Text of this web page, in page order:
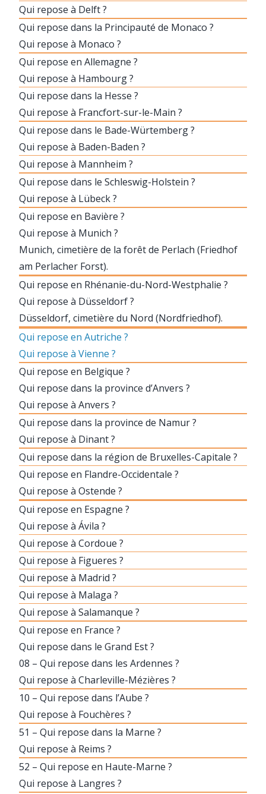
Qui repose à Delft ?
Qui repose dans la Principauté de Monaco ?
Qui repose à Monaco ?
Qui repose en Allemagne ?
Qui repose à Hambourg ?
Qui repose dans la Hesse ?
Qui repose à Francfort-sur-le-Main ?
Qui repose dans le Bade-Würtemberg ?
Qui repose à Baden-Baden ?
Qui repose à Mannheim ?
Qui repose dans le Schleswig-Holstein ?
Qui repose à Lübeck ?
Qui repose en Bavière ?
Qui repose à Munich ?
Munich, cimetière de la forêt de Perlach (Friedhof
am Perlacher Forst).
Qui repose en Rhénanie-du-Nord-Westphalie ?
Qui repose à Düsseldorf ?
Düsseldorf, cimetière du Nord (Nordfriedhof).
Qui repose en Autriche ?
Qui repose à Vienne ?
Qui repose en Belgique ?
Qui repose dans la province d’Anvers ?
Qui repose à Anvers ?
Qui repose dans la province de Namur ?
Qui repose à Dinant ?
Qui repose dans la région de Bruxelles-Capitale ?
Qui repose en Flandre-Occidentale ?
Qui repose à Ostende ?
Qui repose en Espagne ?
Qui repose à Ávila ?
Qui repose à Cordoue ?
Qui repose à Figueres ?
Qui repose à Madrid ?
Qui repose à Malaga ?
Qui repose à Salamanque ?
Qui repose en France ?
Qui repose dans le Grand Est ?
08 – Qui repose dans les Ardennes ?
Qui repose à Charleville-Mézières ?
10 – Qui repose dans l’Aube ?
Qui repose à Fouchères ?
51 – Qui repose dans la Marne ?
Qui repose à Reims ?
52 – Qui repose en Haute-Marne ?
Qui repose à Langres ?